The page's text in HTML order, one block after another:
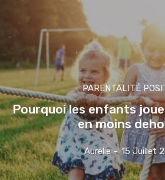
PARENTALITÉ
Pourquoi les enfants
en moins
Aurelie - 15 Juillet